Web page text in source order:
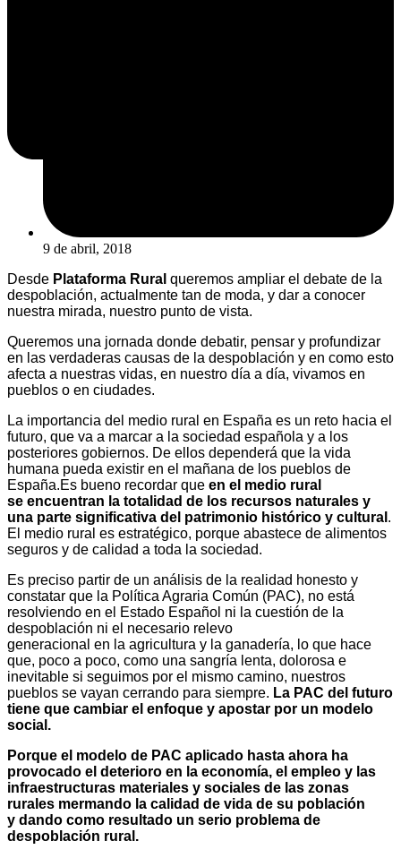
9 de abril, 2018
Desde Plataforma Rural queremos ampliar el debate de la
despoblación, actualmente tan de moda, y dar a conocer
nuestra mirada, nuestro punto de vista.
Queremos una jornada donde debatir, pensar y profundizar
en las verdaderas causas de la despoblación y en como esto
afecta a nuestras vidas, en nuestro día a día, vivamos en
pueblos o en ciudades.
La importancia del medio rural en España es un reto hacia el
futuro, que va a marcar a la sociedad española y a los
posteriores gobiernos. De ellos dependerá que la vida
humana pueda existir en el mañana de los pueblos de
España.Es bueno recordar que en el medio rural
se encuentran la totalidad de los recursos naturales y
una parte significativa del patrimonio histórico y cultural .
El medio rural es estratégico, porque abastece de alimentos
seguros y de calidad a toda la sociedad.
Es preciso partir de un análisis de la realidad honesto y
constatar que la Política Agraria Común (PAC), no está
resolviendo en el Estado Español ni la cuestión de la
despoblación ni el necesario relevo
generacional en la agricultura y la ganadería, lo que hace
que, poco a poco, como una sangría lenta, dolorosa e
inevitable si seguimos por el mismo camino, nuestros
pueblos se vayan cerrando para siempre. La PAC del futuro
tiene que cambiar el enfoque y apostar por un modelo
social.
Porque el modelo de PAC aplicado hasta ahora ha
provocado el deterioro en la economía, el empleo y las
infraestructuras materiales y sociales de las zonas
rurales mermando la calidad de vida de su población
y dando como resultado un serio problema de
despoblación rural.